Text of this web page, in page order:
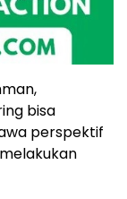
bisa
perspektif